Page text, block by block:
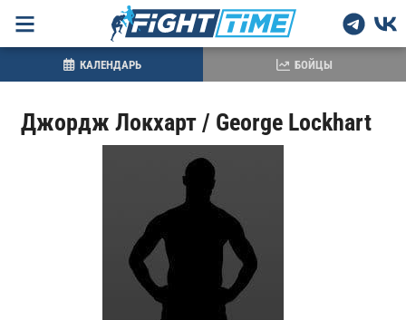
Джордж Локхарт / George Lockhart
КАЛЕНДАРЬ БОЙЦЫ